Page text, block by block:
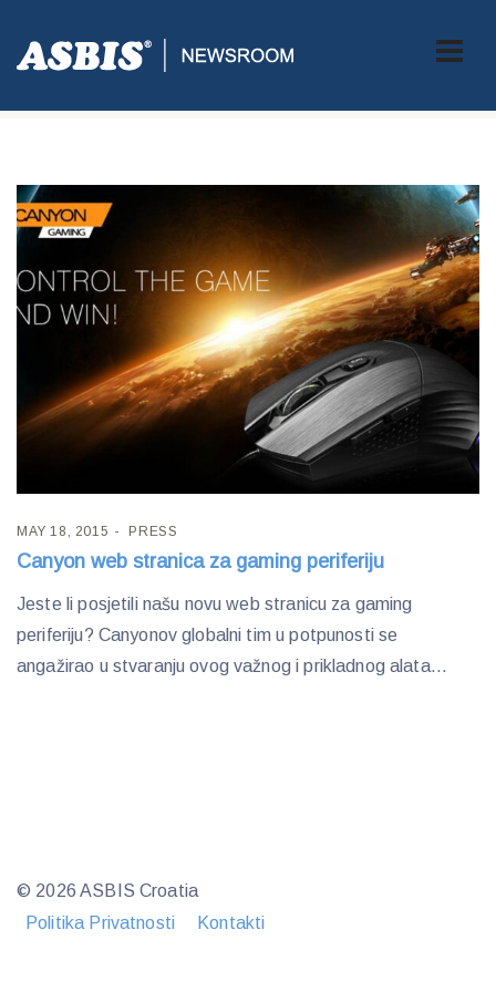
Tag:CANYON GAMING WEB
MAY 18, 2015 PRESS
Canyon web stranica za gaming periferiju
Jeste li posjetili našu novu web stranicu za gaming
periferiju? Canyonov globalni tim u potpunosti se
angažirao u stvaranju ovog važnog i prikladnog alata...
© 2026 ASBIS Croatia
Politika Privatnosti
Kontakti